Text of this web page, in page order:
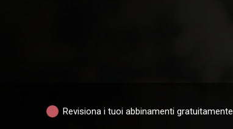
Revisiona i tuoi abbinamenti gratuitamente